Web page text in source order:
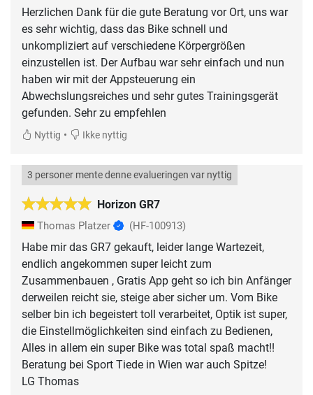
Herzlichen Dank für die gute Beratung vor Ort, uns war
es sehr wichtig, dass das Bike schnell und
unkompliziert auf verschiedene Körpergrößen
einzustellen ist. Der Aufbau war sehr einfach und nun
haben wir mit der Appsteuerung ein
Abwechslungsreiches und sehr gutes Trainingsgerät
gefunden. Sehr zu empfehlen
Nyttig • Ikke nyttig
Horizon GR7
3 personer mente denne evalueringen var nyttig
Thomas Platzer (HF-100913)
Habe mir das GR7 gekauft, leider lange Wartezeit,
endlich angekommen super leicht zum
Zusammenbauen , Gratis App geht so ich bin Anfänger
derweilen reicht sie, steige aber sicher um. Vom Bike
selber bin ich begeistert toll verarbeitet, Optik ist super,
die Einstellmöglichkeiten sind einfach zu Bedienen,
Alles in allem ein super Bike was total spaß macht!!
Beratung bei Sport Tiede in Wien war auch Spitze!
LG Thomas